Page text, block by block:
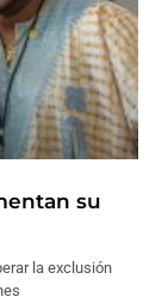
su
la exclusión